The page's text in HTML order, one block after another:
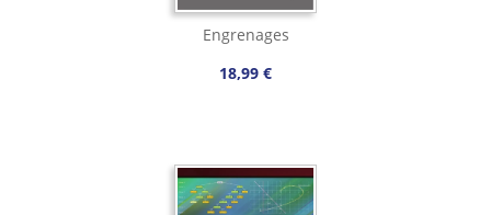
Engrenages
18,99 €